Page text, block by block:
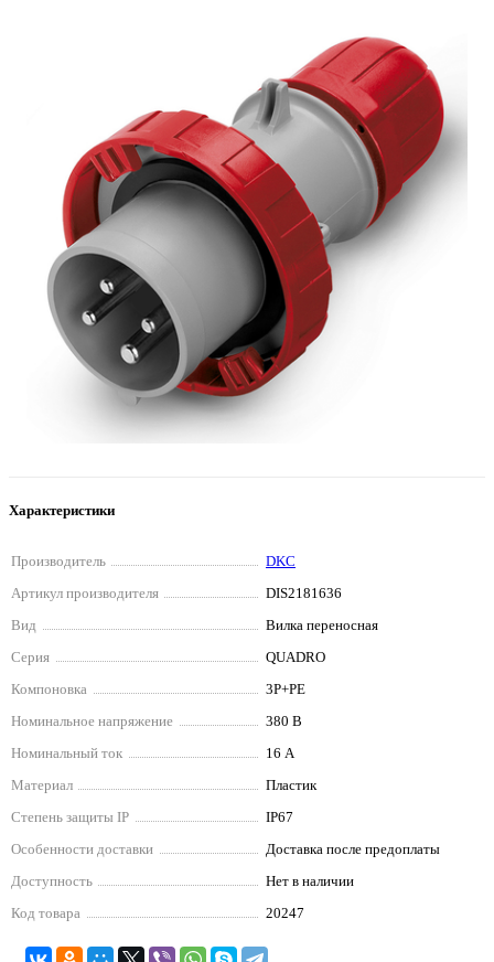
Характеристики
Производитель
DKC
Артикул производителя
DIS2181636
Вид
Вилка переносная
Серия
QUADRO
Компоновка
3P+РЕ
Номинальное напряжение
380 В
Номинальный ток
16 А
Материал
Пластик
Степень защиты IP
IP67
Особенности доставки
Доставка после предоплаты
Доступность
Нет в наличии
Код товара
20247